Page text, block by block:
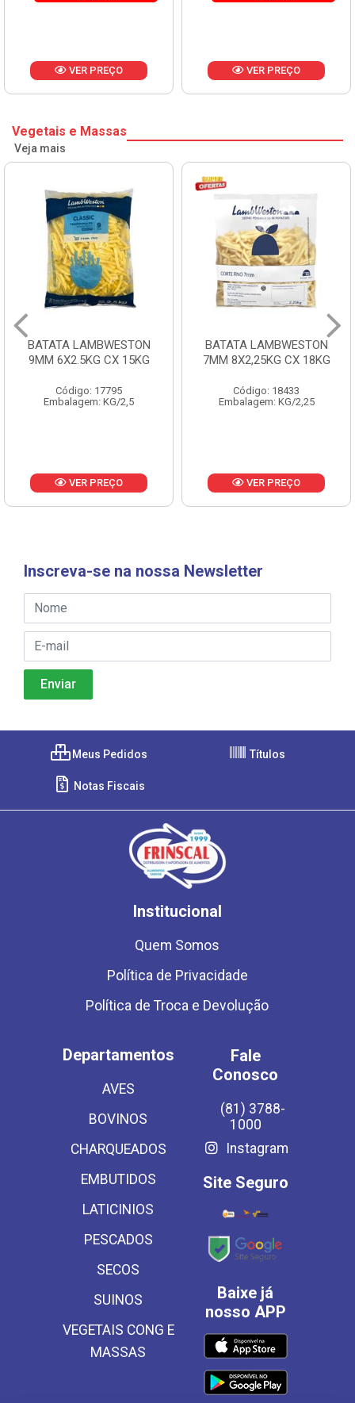
VER PREÇO VER PREÇO
Vegetais e Massas
Veja mais
BATATA LAMBWESTON
9MM 6X2.5KG CX 15KG
Código: 17795
Embalagem: KG/2,5
VER PREÇO
BATATA LAMBWESTON
7MM 8X2,25KG CX 18KG
Código: 18433
Embalagem: KG/2,25
VER PREÇO
Inscreva-se na nossa Newsletter
Meus Pedidos Títulos
Notas Fiscais
Institucional
Quem Somos
Política de Privacidade
Política de Troca e Devolução
Departamentos
AVES
BOVINOS
CHARQUEADOS
EMBUTIDOS
LATICINIOS
PESCADOS
SECOS
SUINOS
VEGETAIS CONG E
MASSAS
Fale
Conosco
(81) 3788-
1000
Instagram
Site Seguro
Baixe já
nosso APP